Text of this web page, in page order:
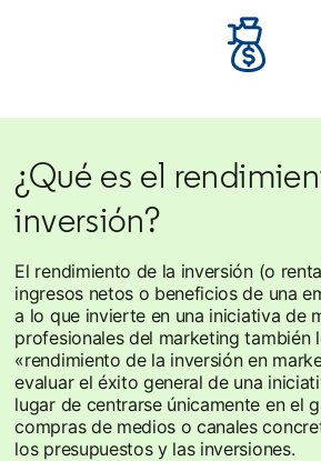
¿Qué es el
inversión?
El rendimiento de la inversión (o
ingresos netos o beneficios de una
a lo que invierte en una iniciativa de
profesionales del marketing también
«rendimiento de la inversión en
evaluar el éxito general de una
lugar de centrarse únicamente en el
compras de medios o canales
los presupuestos y las inversiones.